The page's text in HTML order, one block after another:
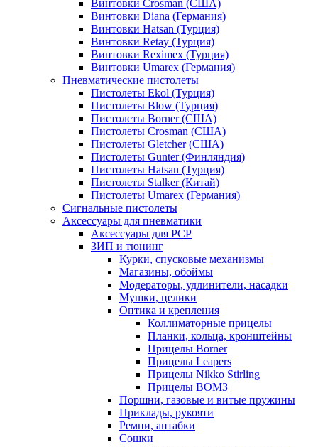
Винтовки Crosman (США)
Винтовки Diana (Германия)
Винтовки Hatsan (Турция)
Винтовки Retay (Турция)
Винтовки Reximex (Турция)
Винтовки Umarex (Германия)
Пневматические пистолеты
Пистолеты Ekol (Турция)
Пистолеты Blow (Турция)
Пистолеты Borner (США)
Пистолеты Crosman (США)
Пистолеты Gletcher (США)
Пистолеты Gunter (Финляндия)
Пистолеты Hatsan (Турция)
Пистолеты Stalker (Китай)
Пистолеты Umarex (Германия)
Сигнальные пистолеты
Аксессуары для пневматики
Аксессуары для PCP
ЗИП и тюнинг
Курки, спусковые механизмы
Магазины, обоймы
Модераторы, удлинители, насадки
Мушки, целики
Оптика и крепления
Коллиматорные прицелы
Планки, кольца, кронштейны
Прицелы Borner
Прицелы Leapers
Прицелы Nikko Stirling
Прицелы ВОМЗ
Поршни, газовые и витые пружины
Приклады, рукояти
Ремни, антабки
Сошки